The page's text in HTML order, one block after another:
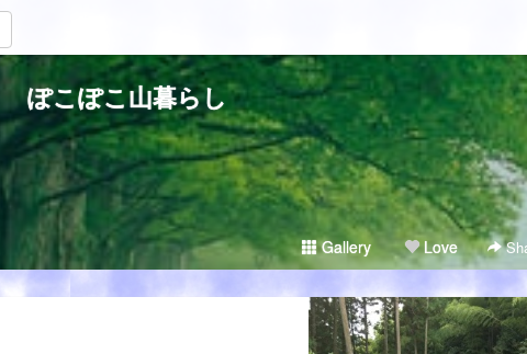
ぽこぽこ山暮らし
Gallery Love